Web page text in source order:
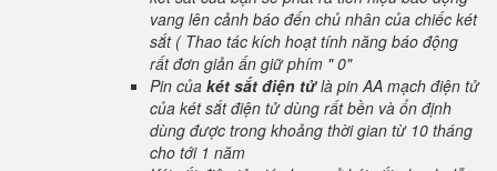
vang lên cảnh báo đến chủ nhân của chiếc két
sắt ( Thao tác kích hoạt tính năng báo động
rất đơn giản ấn giữ phím " 0"
Pin của két sắt điện tửlà pin AA mạch điện tử
của két sắt điện tử dùng rất bền và ổn định
dùng được trong khoảng thời gian từ 10 tháng
cho tới 1 năm